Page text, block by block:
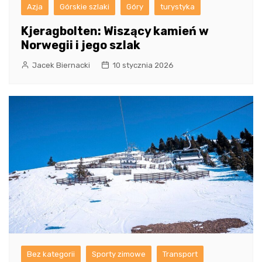
Azja Górskie szlaki Góry turystyka
Kjeragbolten: Wiszący kamień w
Norwegii i jego szlak
Jacek Biernacki 10 stycznia 2026
Bez kategorii Sporty zimowe Transport